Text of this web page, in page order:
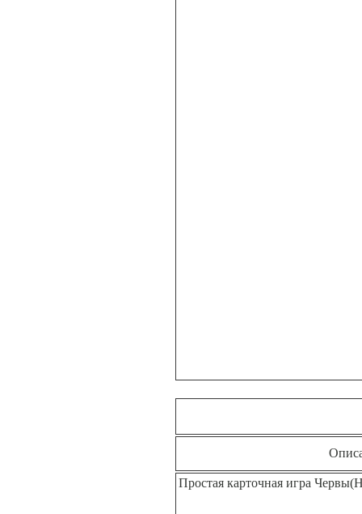
Простая карточная игра